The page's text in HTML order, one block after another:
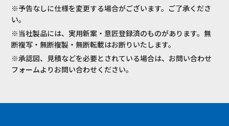
※予告なしに仕様を変更する場合がございます。ご了承くださ
い。
※当社製品には、実用新案・意匠登録済のものがあります。無
断複写・無断複製・無断転載はお断りいたします。
※承認図、見積などを必要とされている場合は、お問い合わせ
フォームよりお問い合わせください。